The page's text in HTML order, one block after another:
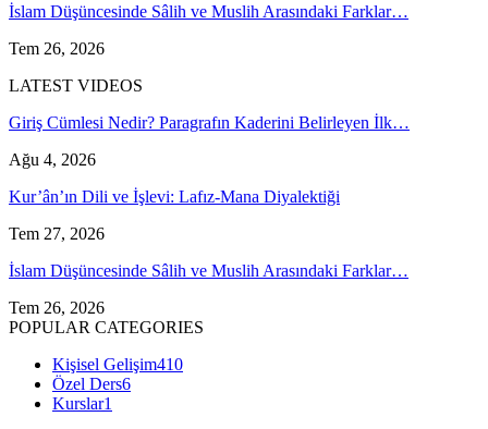
İslam Düşüncesinde Sâlih ve Muslih Arasındaki Farklar…
Tem 26, 2026
LATEST VIDEOS
Giriş Cümlesi Nedir? Paragrafın Kaderini Belirleyen İlk…
Ağu 4, 2026
Kur’ân’ın Dili ve İşlevi: Lafız-Mana Diyalektiği
Tem 27, 2026
İslam Düşüncesinde Sâlih ve Muslih Arasındaki Farklar…
Tem 26, 2026
POPULAR CATEGORIES
Kişisel Gelişim410
Özel Ders6
Kurslar1